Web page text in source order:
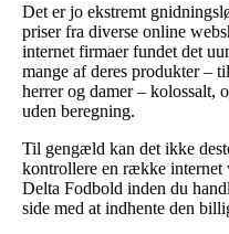
Det er jo ekstremt
priser fra diverse online
internet firmaer fundet det
mange af deres produkter –
herrer og damer – kolossalt,
uden beregning.
Til gengæld kan det ikke
kontrollere en række internet
Delta Fodbold inden du
side med at indhente den